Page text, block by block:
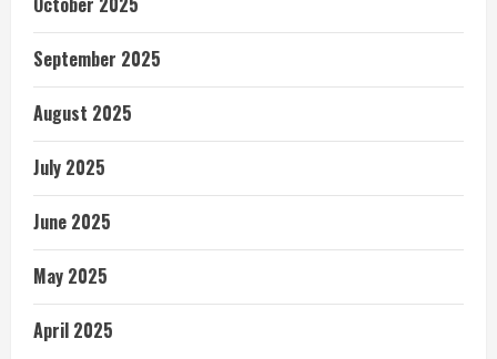
September 2025
August 2025
July 2025
June 2025
May 2025
April 2025